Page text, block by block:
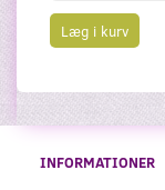
Læg i kurv
INFORMATIONER